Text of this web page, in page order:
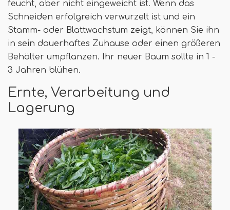
feucht, aber nicht eingeweicht ist. Wenn das
Schneiden erfolgreich verwurzelt ist und ein
Stamm- oder Blattwachstum zeigt, können Sie ihn
in sein dauerhaftes Zuhause oder einen größeren
Behälter umpflanzen. Ihr neuer Baum sollte in 1 -
3 Jahren blühen.
Ernte, Verarbeitung und
Lagerung